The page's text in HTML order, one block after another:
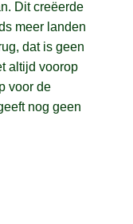
Dit creëerde
meer landen
dat is geen
altijd voorop
voor de
nog geen